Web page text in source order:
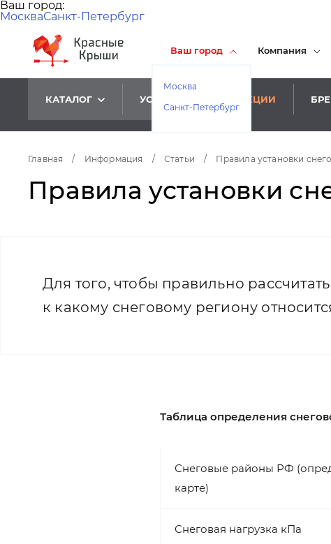
Ваш город:
МоскваСанкт-Петербург
Ваш город
Москва
Санкт-Петербург
Компания
КАТАЛОГ УСЛУГИ АКЦИИ
Главная / Информация / Статьи / Правила установки
Правила установки
Для того, чтобы правильно
к какому снеговому региону
Таблица определения
Снеговые районы РФ
карте)
Снеговая нагрузка кПа